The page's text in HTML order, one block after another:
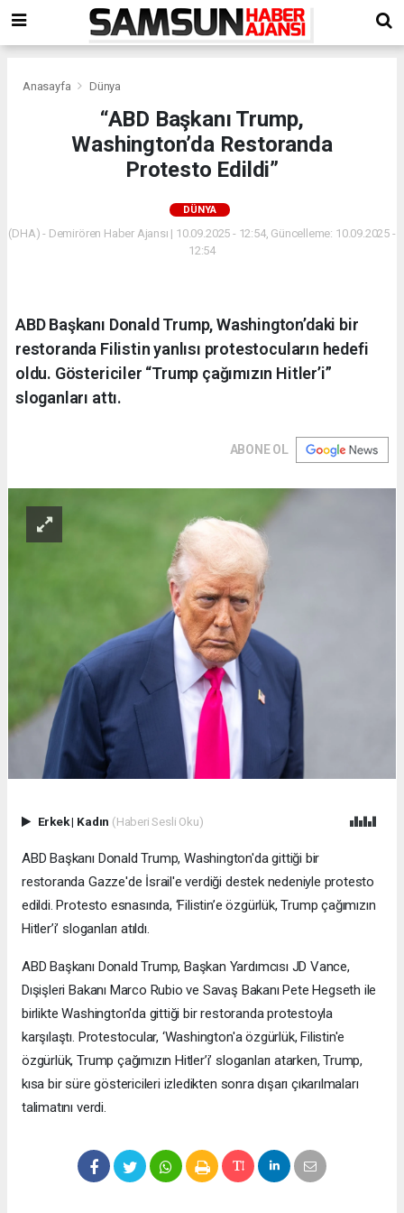
Anasayfa Dünya
“ABD Başkanı Trump,
Washington’da Restoranda
Protesto Edildi”
DÜNYA
(DHA) - Demirören Haber Ajansı | 10.09.2025 - 12:54, Güncelleme: 10.09.2025 -
12:54
ABD Başkanı Donald Trump, Washington’daki bir
restoranda Filistin yanlısı protestocuların hedefi
oldu. Göstericiler “Trump çağımızın Hitler’i”
sloganları attı.
ABONE OL
Erkek| Kadın (Haberi Sesli Oku)
ABD Başkanı Donald Trump, Washington'da gittiği bir
restoranda Gazze'de İsrail'e verdiği destek nedeniyle protesto
edildi. Protesto esnasında, ‘Filistin’e özgürlük, Trump çağımızın
Hitler’i’ sloganları atıldı.
ABD Başkanı Donald Trump, Başkan Yardımcısı JD Vance,
Dışişleri Bakanı Marco Rubio ve Savaş Bakanı Pete Hegseth ile
birlikte Washington'da gittiği bir restoranda protestoyla
karşılaştı. Protestocular, ‘Washington'a özgürlük, Filistin'e
özgürlük, Trump çağımızın Hitler’i’ sloganları atarken, Trump,
kısa bir süre göstericileri izledikten sonra dışarı çıkarılmaları
talimatını verdi.